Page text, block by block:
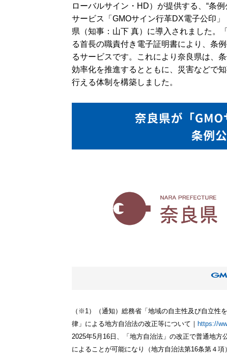
ローバルサイン・HD）が提供する、“条
サービス「GMOサイン行革DX電子公印
県（知事：山下 真）に導入されました。
る首長の職責付き電子証明書により、条
るサービスです。これにより奈良県は、
効率化を推進するとともに、災害などで
行える体制を構築しました。
（※1）（通知）総務省「地域の自主性及び自立性
律」による地方自治法の改正等について｜ https://
2025年5月16日、「地方自治法」の改正で普通地方
によることが可能になり（地方自治法第16条第４